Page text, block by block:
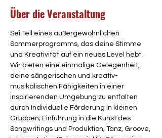
Über die Veranstaltung
Sei Teil eines außergewöhnlichen
Sommerprogramms, das deine Stimme
und Kreativität auf ein neues Level hebt.
Wir bieten eine einmalige Gelegenheit,
deine sängerischen und kreativ-
musikalischen Fähigkeiten in einer
inspirierenden Umgebung zu entfalten
durch Individuelle Förderung in kleinen
Gruppen​; Einführung in die Kunst des
Songwritings und Produktion​; Tanz, Groove,